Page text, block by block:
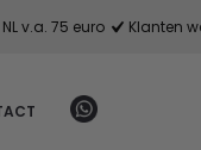
v.a. 75 euro Klanten